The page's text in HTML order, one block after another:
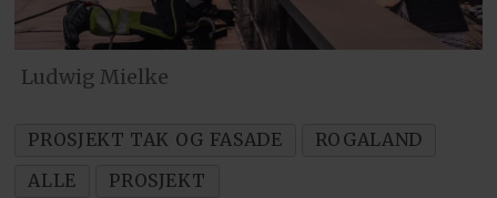
Ludwig Mielke
PROSJEKT TAK OG FASADE
ROGALAND
ALLE
PROSJEKT